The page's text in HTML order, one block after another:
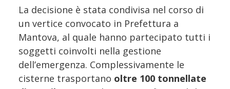
La decisione è stata condivisa nel corso di
un vertice convocato in Prefettura a
Mantova, al quale hanno partecipato tutti i
soggetti coinvolti nella gestione
dell’emergenza. Complessivamente le
cisterne trasportano oltre 100 tonnellate